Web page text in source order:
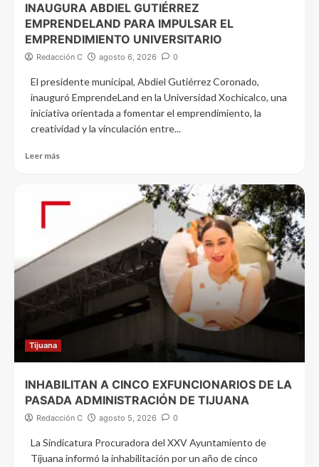
INAUGURA ABDIEL GUTIÉRREZ
EMPRENDELAND PARA IMPULSAR EL
EMPRENDIMIENTO UNIVERSITARIO
Redacción C agosto 6, 2026 0
El presidente municipal, Abdiel Gutiérrez Coronado,
inauguró EmprendeLand en la Universidad Xochicalco, una
iniciativa orientada a fomentar el emprendimiento, la
creatividad y la vinculación entre...
Leer más
Tijuana
INHABILITAN A CINCO EXFUNCIONARIOS DE LA
PASADA ADMINISTRACIÓN DE TIJUANA
Redacción C agosto 5, 2026 0
La Sindicatura Procuradora del XXV Ayuntamiento de
Tijuana informó la inhabilitación por un año de cinco